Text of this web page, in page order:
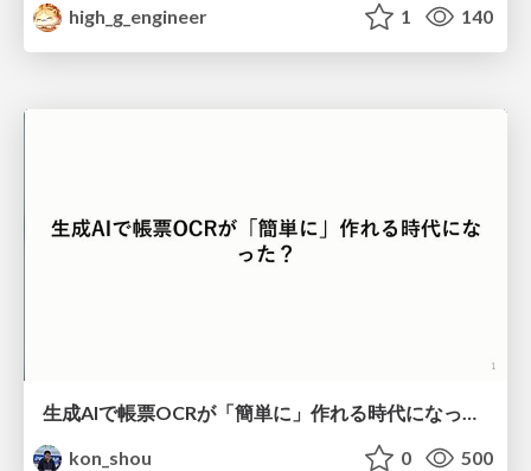
high_g_engineer
1 140
生成AIで帳票OCRが「簡単に」作れる時代になった？
kon_shou
0 500